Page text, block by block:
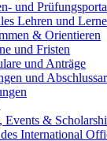
und
Lehren und
& Orientieren
und Fristen
und Anträge
und
Events &
International